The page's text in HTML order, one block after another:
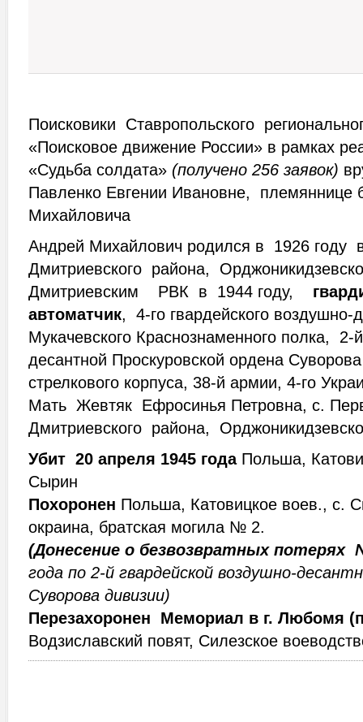
Поисковики Ставропольского
«Поисковое движение России» в рамках
«Судьба солдата» (получено 256 заявок)
Павленко Евгении Ивановне,
Михайловича
Андрей Михайлович родился в 1926 году
Дмитриевского района,
Дмитриевским РВК в 1944 году,
автоматчик, 4-го гвардейского воздушно-
Мукачевского Краснознаменного полка, 2-
десантной Проскуровской ордена
стрелкового корпуса, 38-й армии, 4-го
Мать Жевтяк Ефросинья Петровна, с.
Дмитриевского района,
Убит 20 апреля 1945 года Польша,
Сырин
Похоронен Польша, Катовицкое воев., с.
окраина, братская могила № 2.
(Донесение о безвозвратных потерях
года по 2-й гвардейской воздушно-
Суворова дивизии)
Перезахоронен
Мемориал в г. Любомя
Водзиславский повят, Силезское